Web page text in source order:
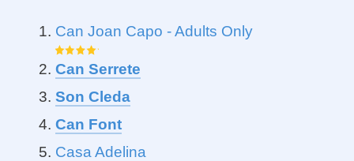
Can Joan Capo - Adults Only
Can Serrete
Son Cleda
Can Font
Casa Adelina